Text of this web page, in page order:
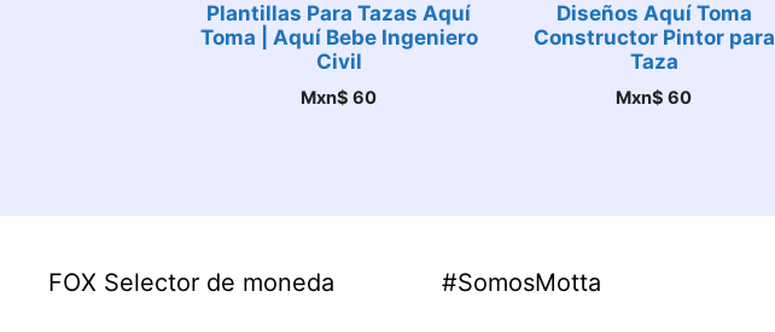
Plantillas Para Tazas Aquí
Toma | Aquí Bebe Ingeniero
Civil
Mxn$ 60
Diseños Aquí Toma
Constructor Pintor para
Taza
Mxn$ 60
FOX Selector de moneda #SomosMotta